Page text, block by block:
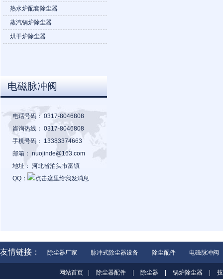
热水炉配套除尘器
蒸汽锅炉除尘器
烘干炉除尘器
电磁脉冲阀
电话号码： 0317-8046808
咨询热线： 0317-8046808
手机号码：
13383374663
邮箱： nuojinde@163.com
地址： 河北省泊头市富镇
QQ：
友情链接： 除尘器厂家 脉冲式除尘器设备 除尘配件 电磁脉冲阀
网站首页 除尘器配件 除尘器 锅炉除尘器